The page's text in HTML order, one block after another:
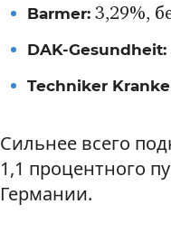
Barmer: 3,29%,
DAK-Gesundheit:
Techniker
Сильнее всего
1,1 процентного
Германии.